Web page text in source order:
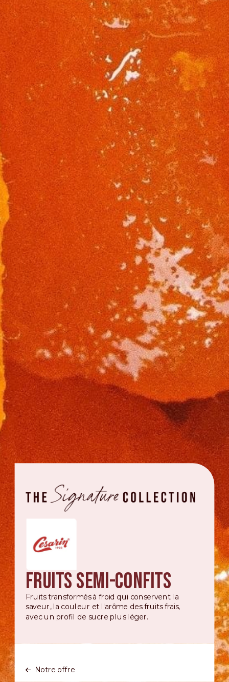
Fruits semi-confits
Fruits transformés à froid qui conservent la
saveur, la couleur et l'arôme des fruits frais,
avec un profil de sucre plus léger.
Notre offre